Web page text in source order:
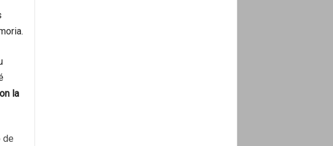
la
de